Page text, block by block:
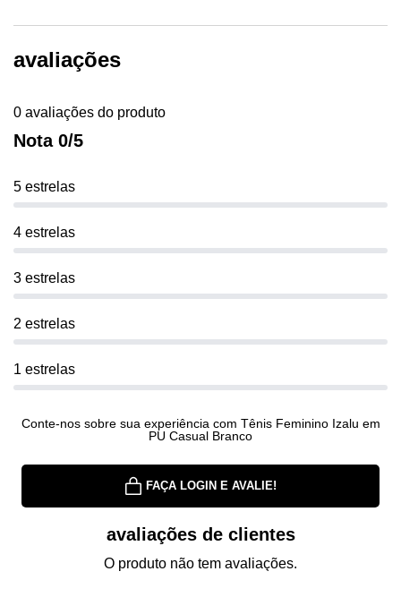
avaliações
0 avaliações do produto
Nota 0/5
5 estrelas
4 estrelas
3 estrelas
2 estrelas
1 estrelas
Conte-nos sobre sua experiência com Tênis Feminino Izalu em
PU Casual Branco
FAÇA LOGIN E AVALIE!
avaliações de clientes
O produto não tem avaliações.